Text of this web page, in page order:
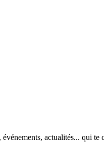
actualités... qui te